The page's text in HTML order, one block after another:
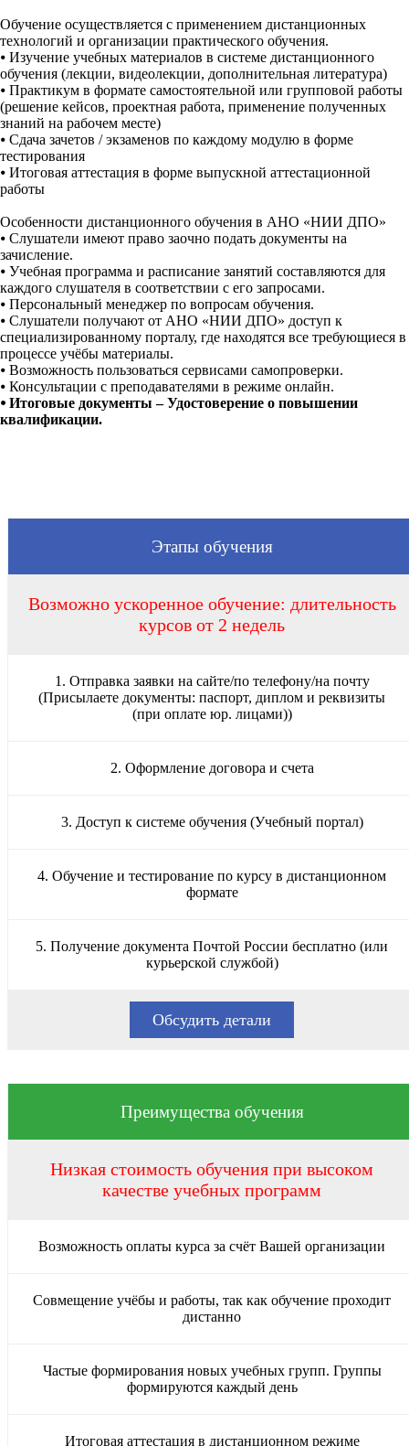
Обучение осуществляется с применением дистанционных
технологий и организации практического обучения.
⦁ Изучение учебных материалов в системе дистанционного
обучения (лекции, видеолекции, дополнительная литература)
⦁ Практикум в формате самостоятельной или групповой работы
(решение кейсов, проектная работа, применение полученных
знаний на рабочем месте)
⦁ Сдача зачетов / экзаменов по каждому модулю в форме
тестирования
⦁ Итоговая аттестация в форме выпускной аттестационной
работы
Особенности дистанционного обучения в АНО «НИИ ДПО»
⦁ Слушатели имеют право заочно подать документы на
зачисление.
⦁ Учебная программа и расписание занятий составляются для
каждого слушателя в соответствии с его запросами.
⦁ Персональный менеджер по вопросам обучения.
⦁ Слушатели получают от АНО «НИИ ДПО» доступ к
специализированному порталу, где находятся все требующиеся в
процессе учёбы материалы.
⦁ Возможность пользоваться сервисами самопроверки.
⦁ Консультации с преподавателями в режиме онлайн.
⦁ Итоговые документы – Удостоверение о повышении
квалификации.
Этапы обучения
Возможно ускоренное обучение: длительность
курсов от 2 недель
1. Отправка заявки на сайте/по телефону/на почту
(Присылаете документы: паспорт, диплом и реквизиты
(при оплате юр. лицами))
2. Оформление договора и счета
3. Доступ к системе обучения (Учебный портал)
4. Обучение и тестирование по курсу в дистанционном
формате
5. Получение документа Почтой России бесплатно (или
курьерской службой)
Обсудить детали
Преимущества обучения
Низкая стоимость обучения при высоком
качестве учебных программ
Возможность оплаты курса за счёт Вашей организации
Совмещение учёбы и работы, так как обучение проходит
дистанно
Частые формирования новых учебных групп. Группы
формируются каждый день
Итоговая аттестация в дистанционном режиме